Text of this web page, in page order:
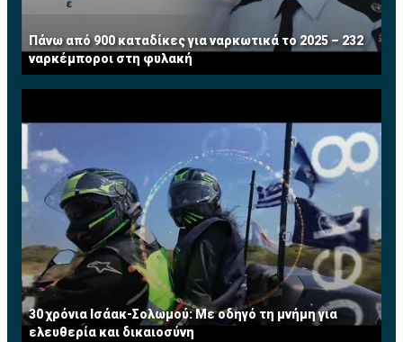
Πάνω από 900 καταδίκες για ναρκωτικά το 2025 – 232
ναρκέμποροι στη φυλακή
30 χρόνια Ισάακ-Σολωμού: Με οδηγό τη μνήμη για
ελευθερία και δικαιοσύνη